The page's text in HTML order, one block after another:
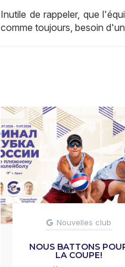
Inutile de rappeler, que
comme toujours, besoin
Nouvelles club
NOUS BATTONS
LA COUPE!